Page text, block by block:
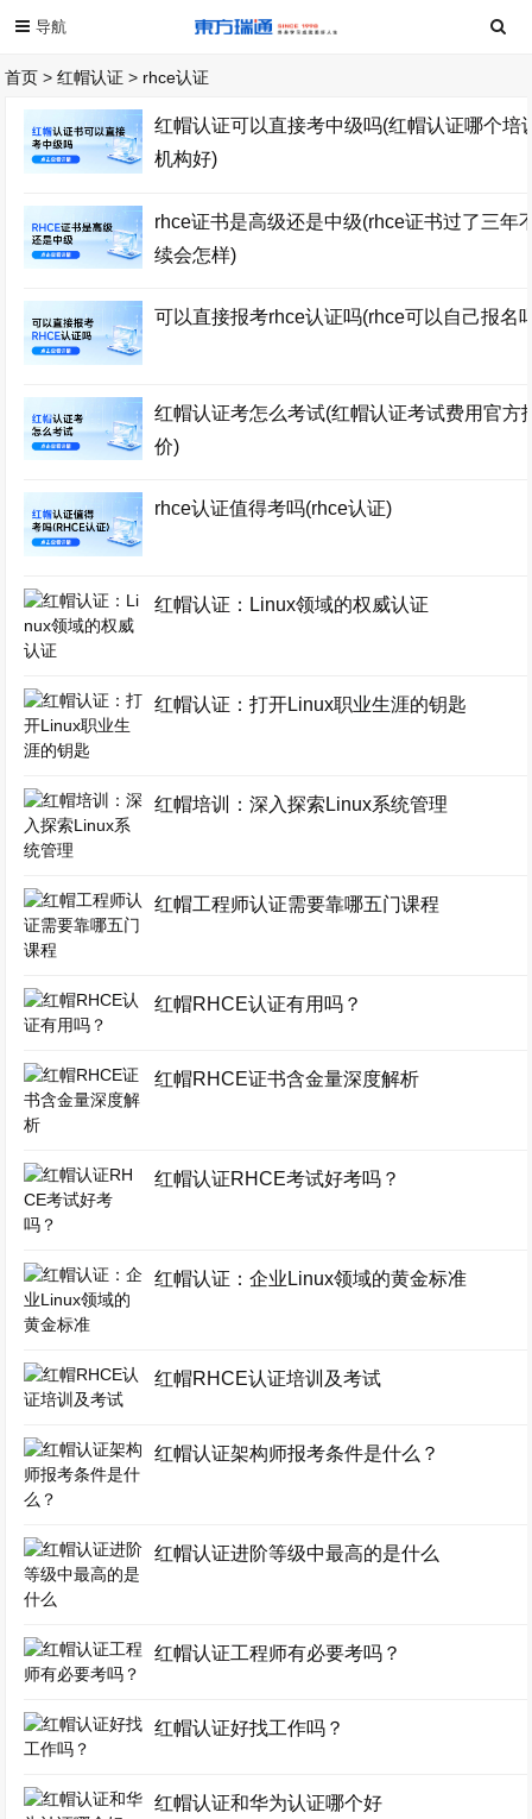
首页 >红帽认证 > rhce认证
红帽认证可以直接考中级吗(红帽认证哪个培
机构好)
rhce证书是高级还是中级(rhce证书过了三年
续会怎样)
可以直接报考rhce认证吗(rhce可以自己报名
红帽认证考怎么考试(红帽认证考试费用官方
价)
rhce认证值得考吗(rhce认证)
红帽认证：Linux领域的权威认证
红帽认证：打开Linux职业生涯的钥匙
红帽培训：深入探索Linux系统管理
红帽工程师认证需要靠哪五门课程
红帽RHCE认证有用吗？
红帽RHCE证书含金量深度解析
红帽认证RHCE考试好考吗？
红帽认证：企业Linux领域的黄金标准
红帽RHCE认证培训及考试
红帽认证架构师报考条件是什么？
红帽认证进阶等级中最高的是什么
红帽认证工程师有必要考吗？
红帽认证好找工作吗？
红帽认证和华为认证哪个好